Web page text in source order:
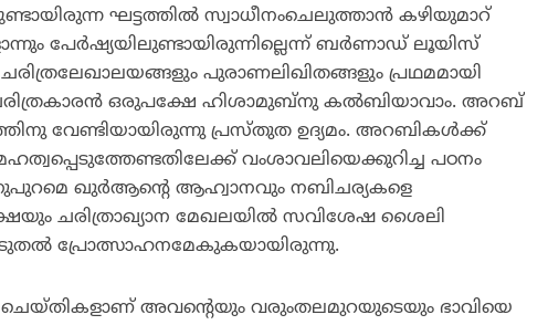
ഘട്ടത്തില്‍ സ്വാധീനംചെലുത്താന്‍ കഴിയുമാറ്
പേര്‍ഷ്യയിലുണ്ടായിരുന്നില്ലെന്ന് ബര്‍ണാഡ് ലൂയിസ്
പുരാണലിഖിതങ്ങളും പ്രഥമമായി
ഒരുപക്ഷേ ഹിശാമുബ്‌നു കല്‍ബിയാവാം. അറബ്
വേണ്ടിയായിരുന്നു പ്രസ്തുത ഉദ്യമം. അറബികള്‍ക്ക്
വംശാവലിയെക്കുറിച്ച പഠനം
ഖുര്‍ആന്റെ ആഹ്വാനവും നബിചര്യകളെ
ചരിത്രാഖ്യാന മേഖലയില്‍ സവിശേഷ ശൈലി
പ്രോത്സാഹനമേകുകയായിരുന്നു.
ചെയ്തികളാണ് അവന്റെയും വരുംതലമുറയുടെയും ഭാവിയെ